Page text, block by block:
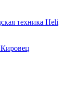
техника Heli